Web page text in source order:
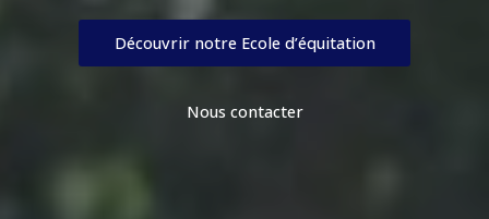
Découvrir notre Ecole d’équitation
Nous contacter